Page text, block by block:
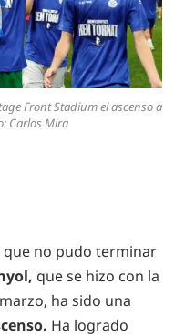
Front Stadium el ascenso a
Carlos Mira
que no pudo terminar
que se hizo con la
ha sido una
Ha logrado